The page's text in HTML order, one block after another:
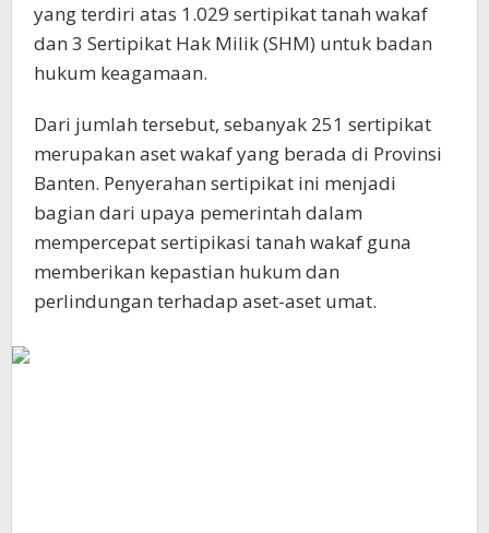
yang terdiri atas 1.029 sertipikat tanah wakaf
dan 3 Sertipikat Hak Milik (SHM) untuk badan
hukum keagamaan.
Dari jumlah tersebut, sebanyak 251 sertipikat
merupakan aset wakaf yang berada di Provinsi
Banten. Penyerahan sertipikat ini menjadi
bagian dari upaya pemerintah dalam
mempercepat sertipikasi tanah wakaf guna
memberikan kepastian hukum dan
perlindungan terhadap aset-aset umat.